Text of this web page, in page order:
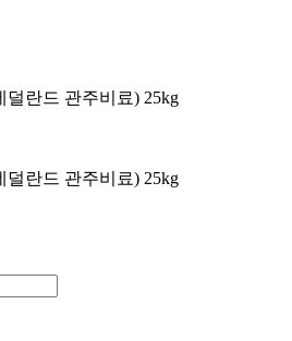
덜란드 관주비료) 25kg
덜란드 관주비료) 25kg